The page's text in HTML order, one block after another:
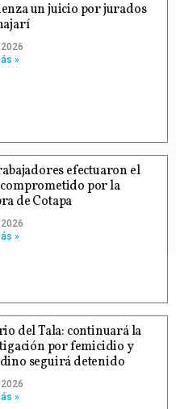
un juicio por jurados
»
efectuaron el
por la
de Cotapa
»
del Tala: continuará la
por femicidio y
seguirá detenido
»